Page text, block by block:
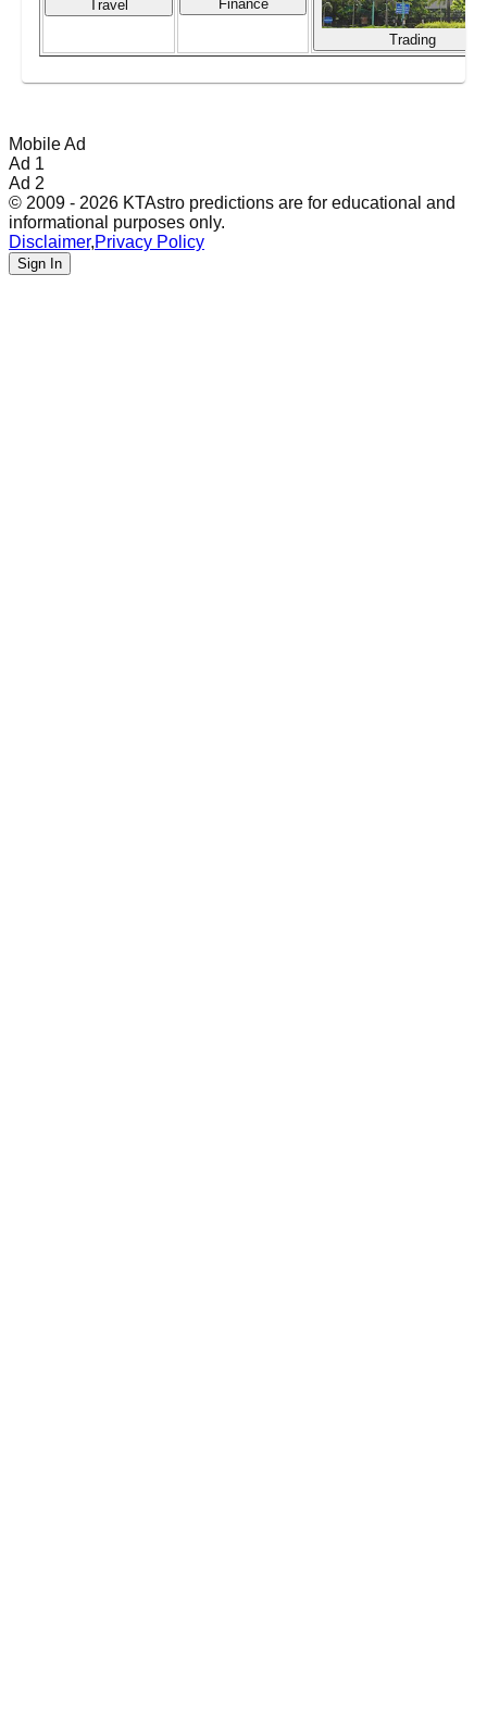
Travel Finance
Trading
Mobile Ad
Ad 1
Ad 2
© 2009 - 2026 KTAstro predictions are for educational and
informational purposes only.
Disclaimer,Privacy Policy
Sign In